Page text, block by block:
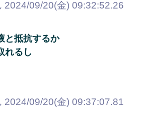
2024/09/20(金) 09:32:52.26
と抵抗するか
れるし
2024/09/20(金) 09:37:07.81